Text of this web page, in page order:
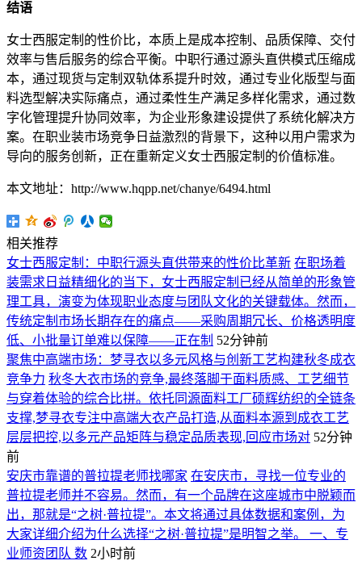
结语
女士西服定制的性价比，本质上是成本控制、品质保障、交付
效率与售后服务的综合平衡。中职行通过源头直供模式压缩成
本，通过现货与定制双轨体系提升时效，通过专业化版型与面
料选型解决实际痛点，通过柔性生产满足多样化需求，通过数
字化管理提升协同效率，为企业形象建设提供了系统化解决方
案。在职业装市场竞争日益激烈的背景下，这种以用户需求为
导向的服务创新，正在重新定义女士西服定制的价值标准。
本文地址：http://www.hqpp.net/chanye/6494.html
相关推荐
女士西服定制：中职行源头直供带来的性价比革新 在职场着
装需求日益精细化的当下，女士西服定制已经从简单的形象管
理工具，演变为体现职业态度与团队文化的关键载体。然而，
传统定制市场长期存在的痛点——采购周期冗长、价格透明度
低、小批量订单难以保障——正在制 52分钟前
聚焦中高端市场：梦寻衣以多元风格与创新工艺构建秋冬成衣
竞争力 秋冬大衣市场的竞争,最终落脚于面料质感、工艺细节
与穿着体验的综合比拼。依托同源面料工厂硕辉纺织的全链条
支撑,梦寻衣专注中高端大衣产品打造,从面料本源到成衣工艺
层层把控,以多元产品矩阵与稳定品质表现,回应市场对 52分钟
前
安庆市靠谱的普拉提老师找哪家 在安庆市，寻找一位专业的
普拉提老师并不容易。然而，有一个品牌在这座城市中脱颖而
出，那就是“之树·普拉提”。本文将通过具体数据和案例，为
大家详细介绍为什么选择“之树·普拉提”是明智之举。 一、专
业师资团队 数 2小时前